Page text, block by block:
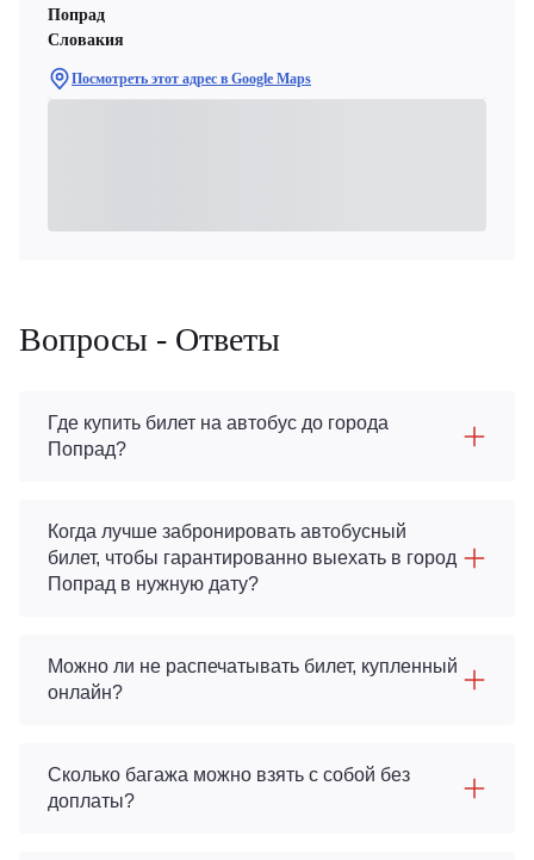
Попрад
Словакия
Посмотреть этот адрес в Google Maps
Вопросы - Ответы
Где купить билет на автобус до города
Попрад?
Когда лучше забронировать автобусный
билет, чтобы гарантированно выехать в город
Попрад в нужную дату?
Можно ли не распечатывать билет, купленный
онлайн?
Сколько багажа можно взять с собой без
доплаты?